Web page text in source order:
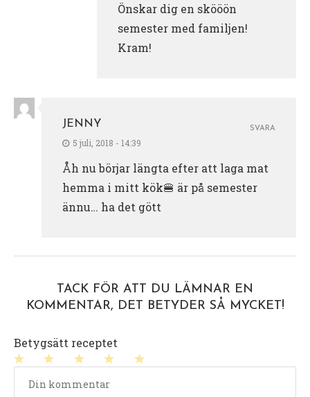
Önskar dig en skööön
semester med familjen!
Kram!
JENNY
5 juli, 2018 - 14:39
Åh nu börjar längta efter att laga mat
hemma i mitt kök🍔 är på semester
ännu… ha det gött
SVARA
TACK FÖR ATT DU LÄMNAR EN
KOMMENTAR, DET BETYDER SÅ MYCKET!
Betygsätt receptet
stjärnor
stjärnor
stjärnor
stjärna